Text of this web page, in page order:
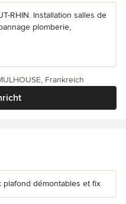
RHIN. Installation salles de
plomberie,
Frankreich
démontables et fix